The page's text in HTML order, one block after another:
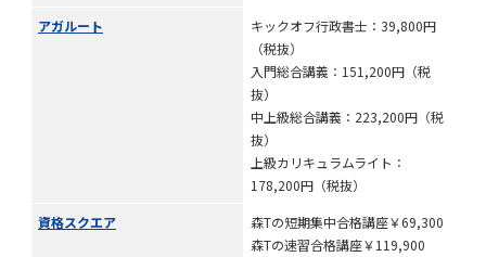
アガルート
キックオフ行政書士：39,800円
（税抜）
入門総合講義：151,200円（税
抜）
中上級総合講義：223,200円（税
抜）
上級カリキュラムライト：
178,200円（税抜）
資格スクエア
森Tの短期集中合格講座￥69,300
森Tの速習合格講座￥119,900